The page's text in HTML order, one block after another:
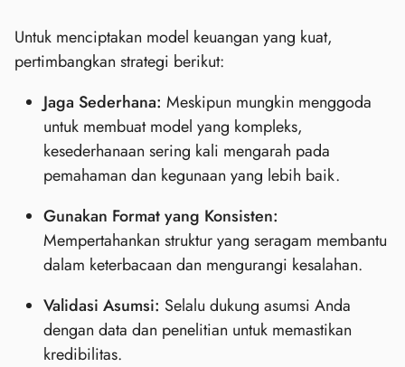
Untuk menciptakan model keuangan yang kuat,
pertimbangkan strategi berikut:
Jaga Sederhana: Meskipun mungkin menggoda
untuk membuat model yang kompleks,
kesederhanaan sering kali mengarah pada
pemahaman dan kegunaan yang lebih baik.
Gunakan Format yang Konsisten:
Mempertahankan struktur yang seragam membantu
dalam keterbacaan dan mengurangi kesalahan.
Validasi Asumsi: Selalu dukung asumsi Anda
dengan data dan penelitian untuk memastikan
kredibilitas.